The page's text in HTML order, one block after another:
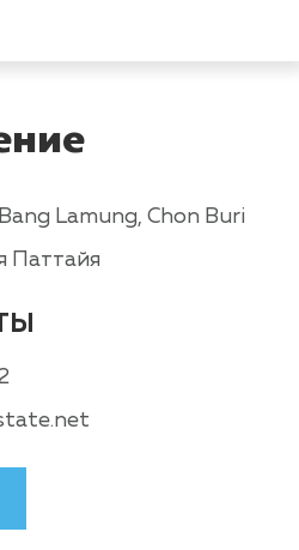
Lamung, Chon Buri
Паттайя